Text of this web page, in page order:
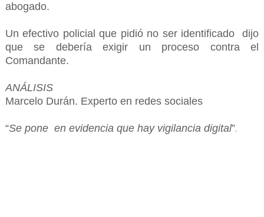
abogado.
Un efectivo policial que pidió no ser identificado dijo
que se debería exigir un proceso contra el
Comandante.
ANÁLISIS
Marcelo Durán. Experto en redes sociales
“Se pone en evidencia que hay vigilancia digital”.